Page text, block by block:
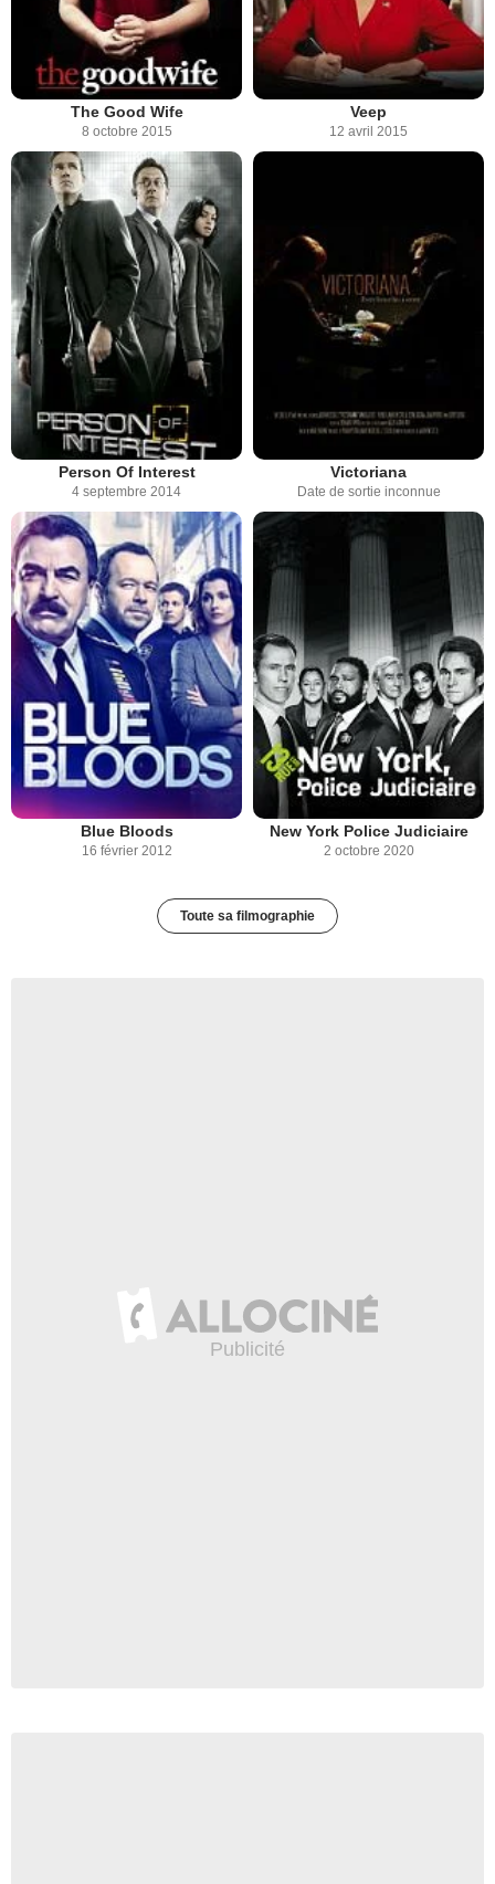
The Good Wife
8 octobre 2015
Veep
12 avril 2015
Person Of Interest
4 septembre 2014
Victoriana
Date de sortie inconnue
Blue Bloods
16 février 2012
New York Police Judiciaire
2 octobre 2020
Toute sa filmographie